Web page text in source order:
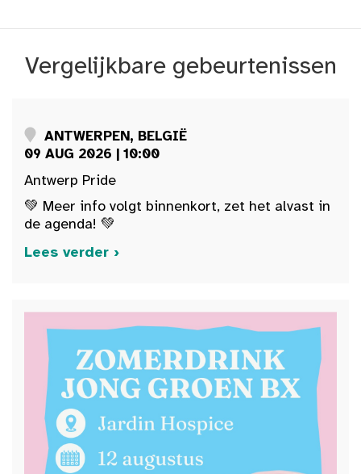
Vergelijkbare gebeurtenissen
ANTWERPEN, BELGIË
09 AUG 2026 | 10:00
Antwerp Pride
💚 Meer info volgt binnenkort, zet het alvast in
de agenda! 💚
Lees verder ›